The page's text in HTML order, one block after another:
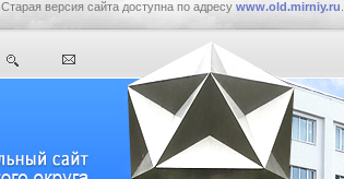
Старая версия сайта доступна по адресу www.old.mirniy.ru